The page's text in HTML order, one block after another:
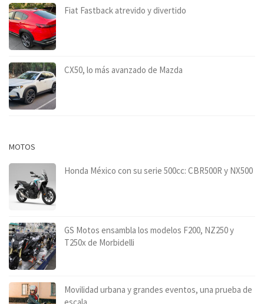
Fiat Fastback atrevido y divertido
CX50, lo más avanzado de Mazda
MOTOS
Honda México con su serie 500cc: CBR500R y NX500
GS Motos ensambla los modelos F200, NZ250 y
T250x de Morbidelli
Movilidad urbana y grandes eventos, una prueba de